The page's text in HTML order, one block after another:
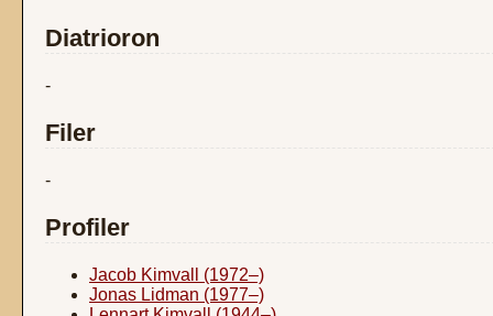
Diatrioron
-
Filer
-
Profiler
Jacob Kimvall (1972–)
Jonas Lidman (1977–)